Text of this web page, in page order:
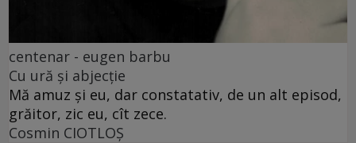
centenar - eugen barbu
Cu ură și abjecție
Mă amuz și eu, dar constatativ, de un alt episod,
grăitor, zic eu, cît zece.
Cosmin CIOTLOŞ